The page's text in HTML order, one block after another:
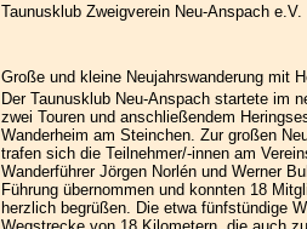
Taunusklub Zweigverein Neu-Anspach e.V.
Große und kleine Neujahrswanderung mit
Der Taunusklub Neu-Anspach startete im
zwei Touren und anschließendem
Wanderheim am Steinchen. Zur großen
trafen sich die Teilnehmer/-innen am
Wanderführer Jörgen Norlén und Werner
Führung übernommen und konnten 18
herzlich begrüßen. Die etwa fünfstündige